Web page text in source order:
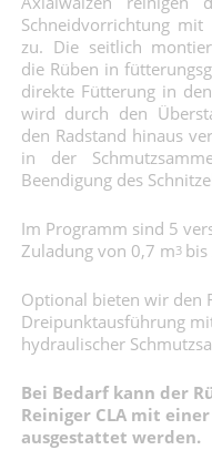
Schneidvorrichtung mit
zu. Die seitlich
die Rüben in
direkte Fütterung in
wird durch den
den Radstand hinaus
in der
Beendigung des
Im Programm sind 5
Zuladung von 0,7 m3 bis
Optional bieten wir den
Dreipunktausführung
hydraulischer
Bei Bedarf kann der
Reiniger CLA mit
ausgestattet werden.